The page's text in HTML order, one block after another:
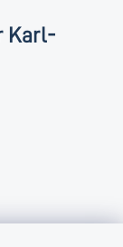
Karl-